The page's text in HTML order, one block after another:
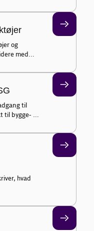
og
med
til
til bygge- og
hvad